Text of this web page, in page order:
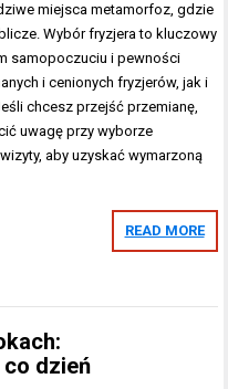
miejsca metamorfoz, gdzie
Wybór fryzjera to kluczowy
samopoczuciu i pewności
i cenionych fryzjerów, jak i
chcesz przejść przemianę,
uwagę przy wyborze
aby uzyskać wymarzoną
READ MORE
dzień